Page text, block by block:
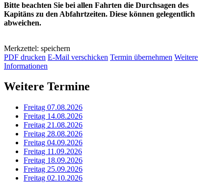
Bitte beachten Sie bei allen Fahrten die Durchsagen des
Kapitäns zu den Abfahrtzeiten. Diese können gelegentlich
abweichen.
Merkzettel: speichern
PDF drucken E-Mail verschicken Termin übernehmen Weitere
Informationen
Weitere Termine
Freitag 07.08.2026
Freitag 14.08.2026
Freitag 21.08.2026
Freitag 28.08.2026
Freitag 04.09.2026
Freitag 11.09.2026
Freitag 18.09.2026
Freitag 25.09.2026
Freitag 02.10.2026